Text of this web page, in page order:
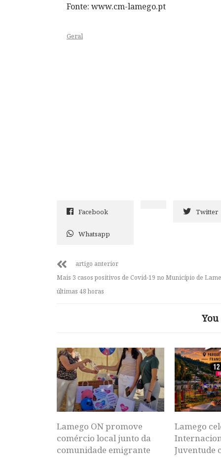
Fonte: www.cm-lamego.pt
Geral
Facebook Twitter
Whatsapp
artigo anterior
Mais 3 casos positivos de Covid-19 no Município de
últimas 48 horas
Lamego ON promove
comércio local junto da
comunidade emigrante
Lamego
Juventude